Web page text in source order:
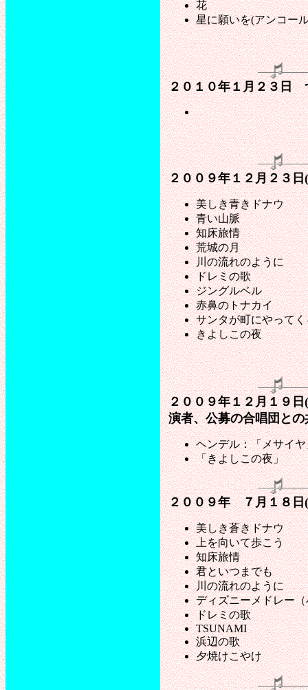
花
星に願いを(アンコー
２０１０年１月２３日
２００９年１２月２３
美しき青きドナウ
青い山脈
知床旅情
荒城の月
川の流れのように
ドレミの歌
ジングルベル
赤鼻のトナカイ
サンタが町にやってく
きよしこの夜
２００９年１２月１９
演者、公募の合唱団との
ヘンデル：「メサイ
「きよしこの夜」
２００９年 ７月１８日
美しき蒼きドナウ
上を向いて歩こう
知床旅情
君といつまでも
川の流れのように
ディズニーメドレー
ドレミの歌
TSUNAMI
浜辺の歌
夕焼けこやけ